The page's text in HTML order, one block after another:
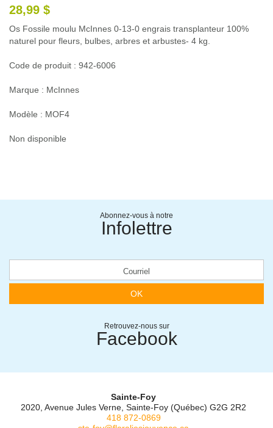
28,99 $
Os Fossile moulu McInnes 0-13-0 engrais transplanteur 100%
naturel pour fleurs, bulbes, arbres et arbustes- 4 kg.
Code de produit : 942-6006
Marque : McInnes
Modèle : MOF4
Non disponible
Abonnez-vous à notre
Infolettre
OK
Retrouvez-nous sur
Facebook
Sainte-Foy
2020, Avenue Jules Verne, Sainte-Foy (Québec) G2G 2R2
418 872-0869